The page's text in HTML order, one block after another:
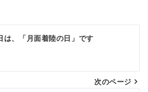
は、「月面着陸の日」です
次のページ